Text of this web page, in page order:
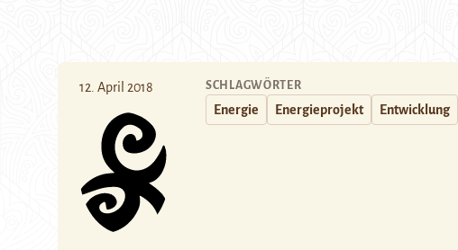
12. April 2018 SCHLAGWÖRTER
Energie Energieprojekt Entwicklung